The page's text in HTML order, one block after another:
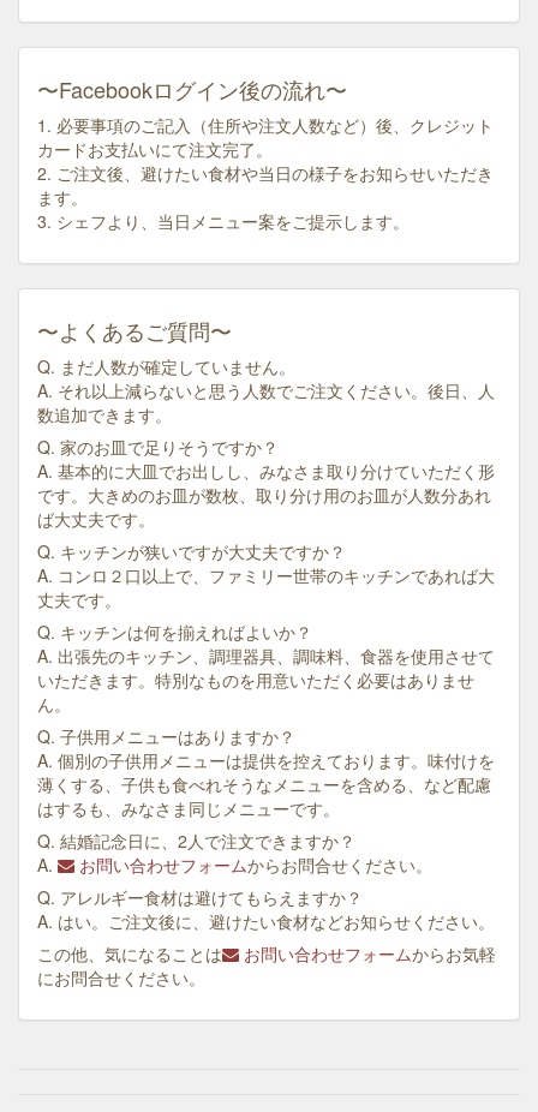
〜Facebookログイン後の流れ〜
1. 必要事項のご記入（住所や注文人数など）後、クレジット
カードお支払いにて注文完了。
2. ご注文後、避けたい食材や当日の様子をお知らせいただき
ます。
3. シェフより、当日メニュー案をご提示します。
〜よくあるご質問〜
Q. まだ人数が確定していません。
A. それ以上減らないと思う人数でご注文ください。後日、人
数追加できます。
Q. 家のお皿で足りそうですか？
A. 基本的に大皿でお出しし、みなさま取り分けていただく形
です。大きめのお皿が数枚、取り分け用のお皿が人数分あれ
ば大丈夫です。
Q. キッチンが狭いですが大丈夫ですか？
A. コンロ２口以上で、ファミリー世帯のキッチンであれば大
丈夫です。
Q. キッチンは何を揃えればよいか？
A. 出張先のキッチン、調理器具、調味料、食器を使用させて
いただきます。特別なものを用意いただく必要はありませ
ん。
Q. 子供用メニューはありますか？
A. 個別の子供用メニューは提供を控えております。味付けを
薄くする、子供も食べれそうなメニューを含める、など配慮
はするも、みなさま同じメニューです。
Q. 結婚記念日に、2人で注文できますか？
A.
お問い合わせフォームからお問合せください。
Q. アレルギー食材は避けてもらえますか？
A. はい。ご注文後に、避けたい食材などお知らせください。
この他、気になることは
お問い合わせフォームからお気軽
にお問合せください。